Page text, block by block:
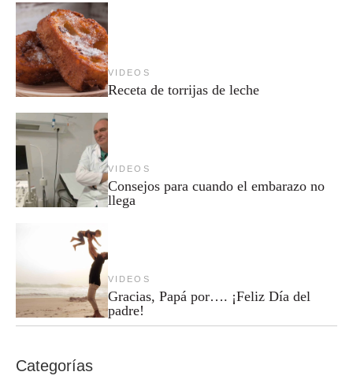
VIDEOS
Receta de torrijas de leche
VIDEOS
Consejos para cuando el embarazo no
llega
VIDEOS
Gracias, Papá por…. ¡Feliz Día del
padre!
Categorías